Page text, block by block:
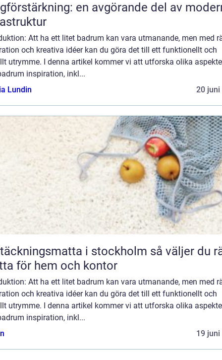
en avgörande del av
Att ha ett litet badrum kan vara utmanande, men med
och kreativa idéer kan du göra det till ett funktionellt och
utrymme. I denna artikel kommer vi att utforska olika
inspiration, inkl...
Lundin
20 juni
i stockholm så väljer du rätt
för hem och kontor
Att ha ett litet badrum kan vara utmanande, men med
och kreativa idéer kan du göra det till ett funktionellt och
utrymme. I denna artikel kommer vi att utforska olika
inspiration, inkl...
19 juni